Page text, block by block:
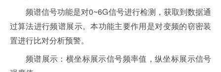
频谱信号功能是对0~6G信号进行检测，获取到数据通
过算法进行频谱展示。本功能主要作用是对变频的窃密装
置进行比对分析预警。
频谱展示：横坐标展示信号频率值，纵坐标展示信号